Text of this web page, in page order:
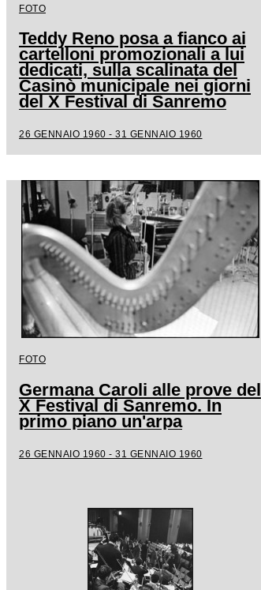
FOTO
Teddy Reno posa a fianco ai
cartelloni promozionali a lui
dedicati, sulla scalinata del
Casinò municipale nei giorni
del X Festival di Sanremo
26 GENNAIO 1960 - 31 GENNAIO 1960
FOTO
Germana Caroli alle prove del
X Festival di Sanremo. In
primo piano un'arpa
26 GENNAIO 1960 - 31 GENNAIO 1960